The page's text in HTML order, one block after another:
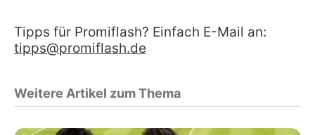
Tipps für Promiflash? Einfach E-Mail an:
tipps@promiflash.de
Weitere Artikel zum Thema